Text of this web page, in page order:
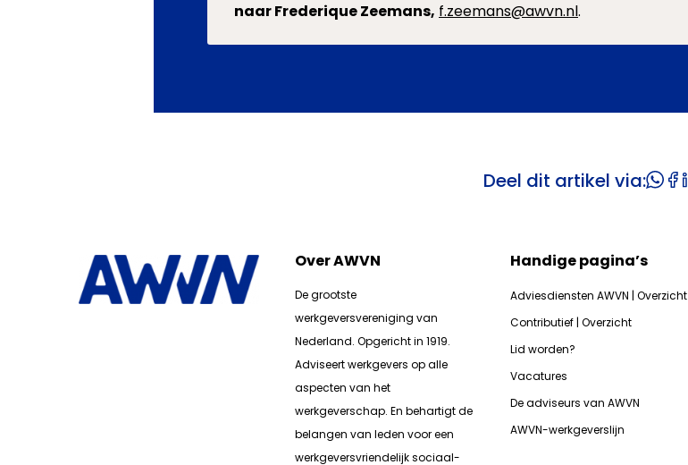
naar Frederique Zeemans, f.zeemans@awvn.nl.
Deel dit artikel via:
Over AWVN
De grootste
werkgeversvereniging van
Nederland. Opgericht in 1919.
Adviseert werkgevers op alle
aspecten van het
werkgeverschap. En behartigt de
belangen van leden voor een
werkgeversvriendelijk sociaal-
Handige pagina’s
Adviesdiensten AWVN | Overzicht
Contributief | Overzicht
Lid worden?
Vacatures
De adviseurs van AWVN
AWVN-werkgeverslijn